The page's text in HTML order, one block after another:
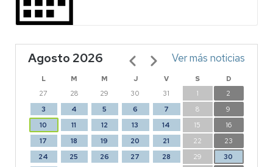
Agosto 2026
L M M J V S
D
27
28 29 30 31 1
2
3
4 5 6 7 8
9
10
11 12 13 14 15
16
17
18 19 20 21 22
23
24
25 26 27 28 29
30
Paginación Ver más noticias